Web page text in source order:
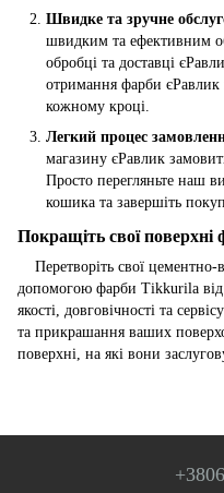
Швидке та зручне
швидким та ефективним
обробці та доставці
отримання фарби єРавлик
кожному кроці.
Легкий процес
магазину єРавлик
Просто перегляньте наш
кошика та завершіть
Покращіть свої
Перетворіть свої цементно-
допомогою фарби Tikkurila від
якості, довговічності та
та прикрашання ваших
поверхні, на які вони